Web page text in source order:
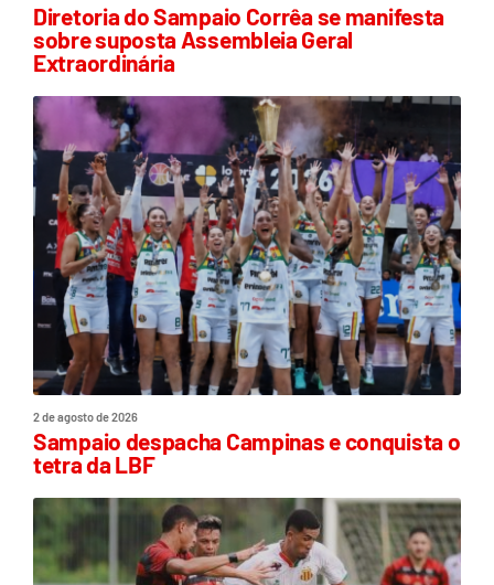
Diretoria do Sampaio Corrêa se manifesta
sobre suposta Assembleia Geral
Extraordinária
2 de agosto de 2026
Sampaio despacha Campinas e conquista o
tetra da LBF